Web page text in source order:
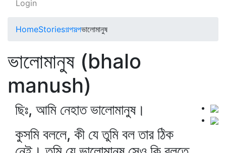
Login
HomeStoriesগল্পসল্পভালোমানুষ
ভালোমানুষ (bhalo
manush)
ছিঃ, আমি নেহাত ভালোমানুষ।
কুসমি বললে, কী যে তুমি বল তার ঠিক